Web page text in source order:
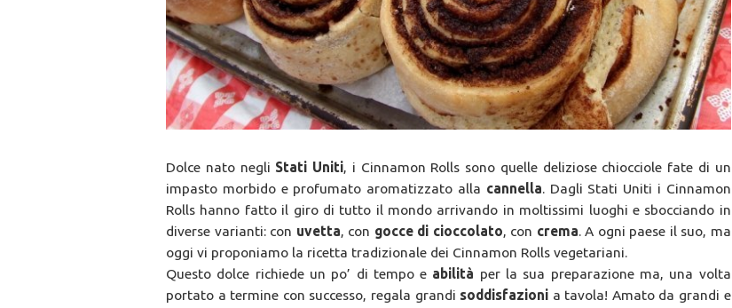
Dolce nato negli Stati Uniti, i Cinnamon Rolls sono quelle deliziose chiocciole fate di un
impasto morbido e profumato aromatizzato alla cannella. Dagli Stati Uniti i Cinnamon
Rolls hanno fatto il giro di tutto il mondo arrivando in moltissimi luoghi e sbocciando in
diverse varianti: con uvetta, con gocce di cioccolato, con crema. A ogni paese il suo, ma
oggi vi proponiamo la ricetta tradizionale dei Cinnamon Rolls vegetariani.
Questo dolce richiede un po’ di tempo e abilità per la sua preparazione ma, una volta
portato a termine con successo, regala grandi soddisfazioni a tavola! Amato da grandi e